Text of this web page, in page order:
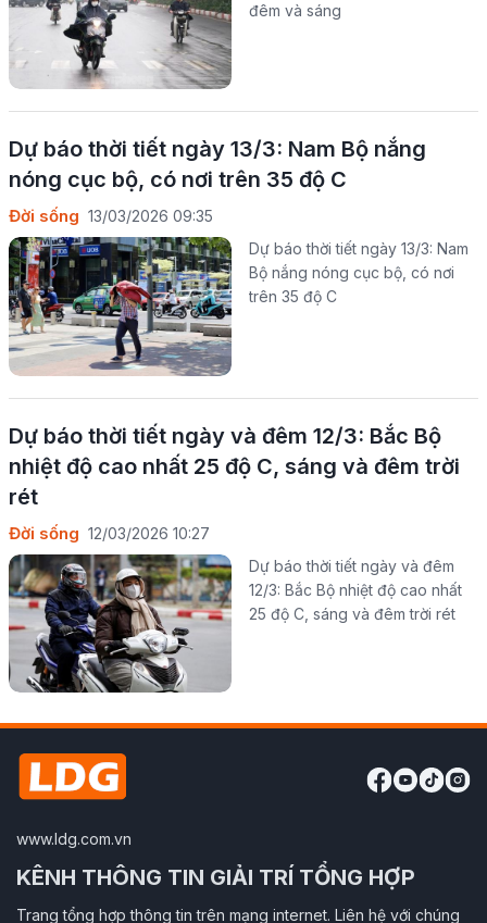
đêm và sáng
Dự báo thời tiết ngày 13/3: Nam Bộ nắng
nóng cục bộ, có nơi trên 35 độ C
Đời sống 13/03/2026 09:35
Dự báo thời tiết ngày 13/3: Nam
Bộ nắng nóng cục bộ, có nơi
trên 35 độ C
Dự báo thời tiết ngày và đêm 12/3: Bắc Bộ
nhiệt độ cao nhất 25 độ C, sáng và đêm trời
rét
Đời sống 12/03/2026 10:27
Dự báo thời tiết ngày và đêm
12/3: Bắc Bộ nhiệt độ cao nhất
25 độ C, sáng và đêm trời rét
www.ldg.com.vn
KÊNH THÔNG TIN GIẢI TRÍ TỔNG HỢP
Trang tổng hợp thông tin trên mạng internet. Liên hệ với chúng